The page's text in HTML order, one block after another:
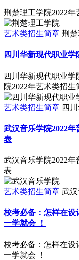
荆楚理工学院2022
艺术类招生简章 荆
四川华新现代职业学
四川华新现代职业
院2022年艺术类招生
艺术类招生简章 四
武汉音乐学院2022
表
武汉音乐学院2022
表
艺术类招生简章 武
校考必备：怎样在设
一学就会 ！
校考必备：怎样在设
一学就会 ！